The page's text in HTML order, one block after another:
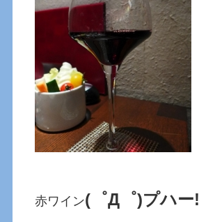
赤ワイン(゜Д゜)プハー!